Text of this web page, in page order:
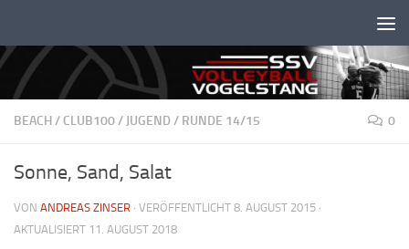
BEACH/ CLUB100/ JUGEND / RUNDE 14/15 0
Sonne, Sand, Salat
VON ANDREAS ZINSER · VERÖFFENTLICHT 8. AUGUST 2015 ·
AKTUALISIERT 11. AUGUST 2018